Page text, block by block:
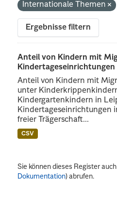
Internationale Themen
Ergebnisse filtern
Anteil von Kindern mit
Kindertageseinrichtungen
Anteil von Kindern mit
unter
Kindergartenkindern in
Kindertageseinrichtungen
freier Trägerschaft...
CSV
Sie können dieses Register
Dokumentation) abrufen.